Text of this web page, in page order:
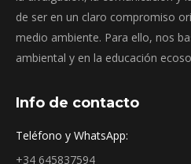
de ser en un claro compromiso
medio ambiente. Para ello, nos
ambiental y en la educación
Info de contacto
Teléfono y WhatsApp:
+34 645837594